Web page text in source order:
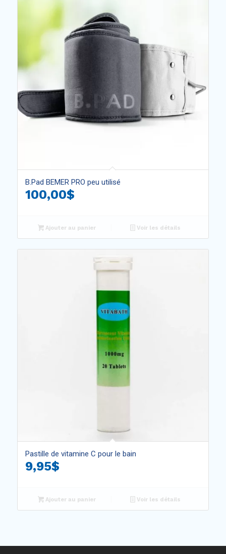
B.Pad BEMER PRO peu utilisé
100,00$
Ajouter au panier Voir les détails
Pastille de vitamine C pour le bain
9,95$
Ajouter au panier Voir les détails